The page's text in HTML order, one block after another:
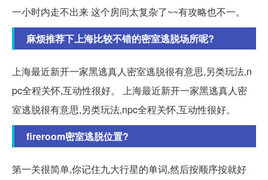
一小时内走不出来 这个房间太复杂了~~有攻略也不一。
麻烦推荐下上海比较不错的密室逃脱场所呢?
上海最近新开一家黑逃真人密室逃脱很有意思,另类玩法,n
pc全程关怀,互动性很好。 上海最近新开一家黑逃真人密
室逃脱很有意思,另类玩法,npc全程关怀,互动性很好。
fireroom密室逃脱位置?
第一关很简单,你记住九大行星的单词,然后按顺序按就好